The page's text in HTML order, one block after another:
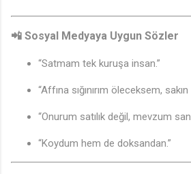
📲 Sosyal Medyaya Uygun Sözler
“Satmam tek kuruşa insan.”
“Affına sığınırım öleceksem,
“Onurum satılık değil, mevzum
“Koydum hem de doksandan.”